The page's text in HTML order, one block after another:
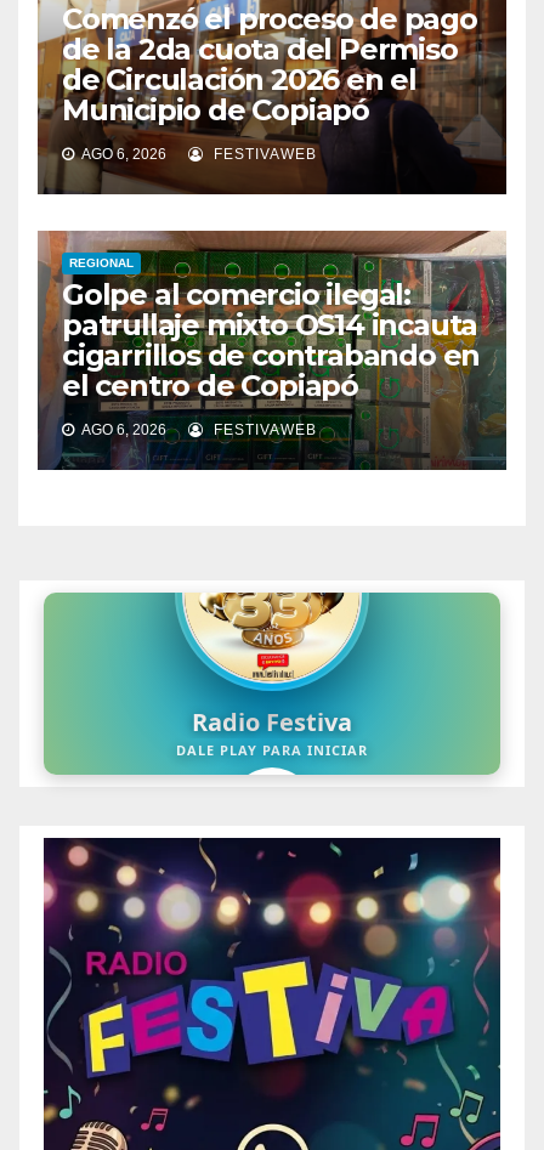
Comenzó el proceso de pago
de la 2da cuota del Permiso
de Circulación 2026 en el
Municipio de Copiapó
AGO 6, 2026 FESTIVAWEB
REGIONAL
Golpe al comercio ilegal:
patrullaje mixto OS14 incauta
cigarrillos de contrabando en
el centro de Copiapó
AGO 6, 2026 FESTIVAWEB